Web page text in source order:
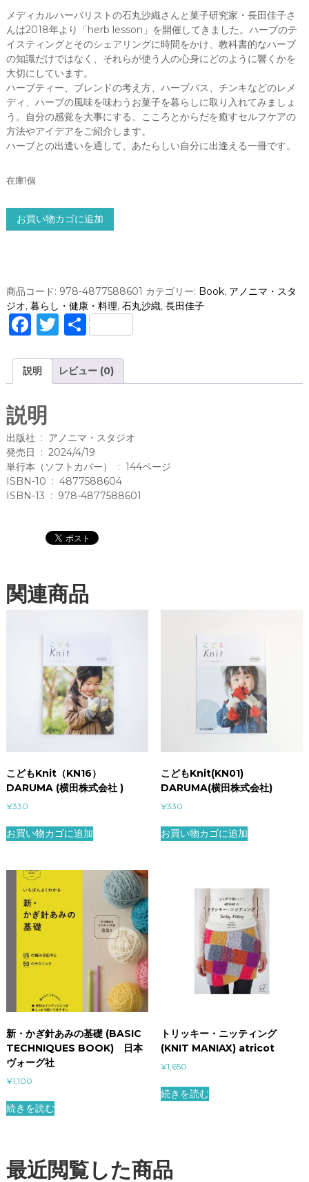
メディカルハーバリストの石丸沙織さんと菓子研究家・長田佳子さ
んは2018年より「herb lesson」を開催してきました。ハーブのテ
イスティングとそのシェアリングに時間をかけ、教科書的なハーブ
の知識だけではなく、それらが使う人の心身にどのように響くかを
大切にしています。
ハーブティー、ブレンドの考え方、ハーブバス、チンキなどのレメ
ディ、ハーブの風味を味わうお菓子を暮らしに取り入れてみましょ
う。自分の感覚を大事にする、こころとからだを癒すセルフケアの
方法やアイデアをご紹介します。
ハーブとの出逢いを通して、あたらしい自分に出逢える一冊です。
在庫1個
ー
ス
ン
ブ
ッ
丸
沙
織
(
著
)
長
田
ア
ノ
お買い物カゴに追加
商品コード: 978-4877588601 カテゴリー: Book, アノニマ・スタ
ジオ, 暮らし・健康・料理, 石丸沙織, 長田佳子
F
c
b
o
o
k
T
it
te
共
説明 レビュー (0)
説明
出版社 ‏ : ‎ アノニマ・スタジオ
発売日 ‏ : ‎ 2024/4/19
単行本（ソフトカバー） ‏ : ‎ 144ページ
ISBN-10 ‏ : ‎ 4877588604
ISBN-13 ‏ : ‎ 978-4877588601
関連商品
こどもKnit（KN16）
DARUMA (横田株式会社 )
¥330
お買い物カゴに追加
こどもKnit(KN01)
DARUMA(横田株式会社)
¥330
お買い物カゴに追加
新・かぎ針あみの基礎 (BASIC
TECHNIQUES BOOK) 日本
ヴォーグ社
¥1,100
続きを読む
トリッキー・ニッティング
(KNIT MANIAX) atricot
¥1,650
続きを読む
最近閲覧した商品